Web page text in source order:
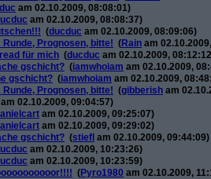
am 02.10.2009, 08:08:01)
am 02.10.2009, 08:08:37)
(ducduc am 02.10.2009, 08:09:06)
Runde, Prognosen, bitte! (Rain am
für mich (ducduc am 02.10.2009,
gschicht? (iamwhoiam am 02.10.2009,
gschicht? (iamwhoiam am 02.10.2009,
Runde, Prognosen, bitte! (gibberish am
am 02.10.2009, 09:04:57)
am 02.10.2009, 09:25:07)
am 02.10.2009, 09:29:02)
gschicht? (stiefl am 02.10.2009, 09:44:09)
am 02.10.2009, 10:23:26)
am 02.10.2009, 10:23:59)
(Pyro1980 am 02.10.2009,